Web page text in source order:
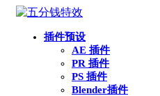
插件预设
AE 插件
PR 插件
PS 插件
Blender插件